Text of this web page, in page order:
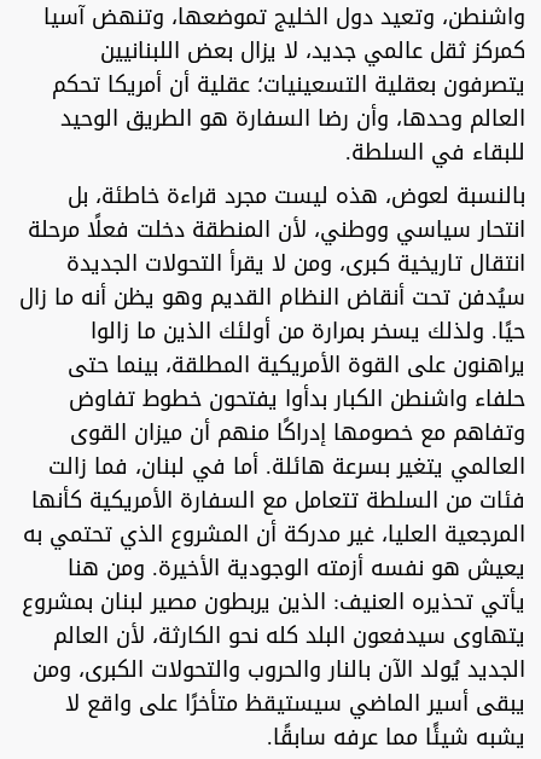
واشنطن، وتعيد دول الخليج تموضعها، وتنهض آسيا
كمركز ثقل عالمي جديد، لا يزال بعض اللبنانيين
يتصرفون بعقلية التسعينيات؛ عقلية أن أمريكا تحكم
العالم وحدها، وأن رضا السفارة هو الطريق الوحيد
للبقاء في السلطة.
بالنسبة لعوض، هذه ليست مجرد قراءة خاطئة، بل
انتحار سياسي ووطني، لأن المنطقة دخلت فعلًا مرحلة
انتقال تاريخية كبرى، ومن لا يقرأ التحولات الجديدة
سيُدفن تحت أنقاض النظام القديم وهو يظن أنه ما زال
حيًا. ولذلك يسخر بمرارة من أولئك الذين ما زالوا
يراهنون على القوة الأمريكية المطلقة، بينما حتى
حلفاء واشنطن الكبار بدأوا يفتحون خطوط تفاوض
وتفاهم مع خصومها إدراكًا منهم أن ميزان القوى
العالمي يتغير بسرعة هائلة. أما في لبنان، فما زالت
فئات من السلطة تتعامل مع السفارة الأمريكية كأنها
المرجعية العليا، غير مدركة أن المشروع الذي تحتمي به
يعيش هو نفسه أزمته الوجودية الأخيرة. ومن هنا
يأتي تحذيره العنيف: الذين يربطون مصير لبنان بمشروع
يتهاوى سيدفعون البلد كله نحو الكارثة، لأن العالم
الجديد يُولد الآن بالنار والحروب والتحولات الكبرى، ومن
يبقى أسير الماضي سيستيقظ متأخرًا على واقع لا
يشبه شيئًا مما عرفه سابقًا.